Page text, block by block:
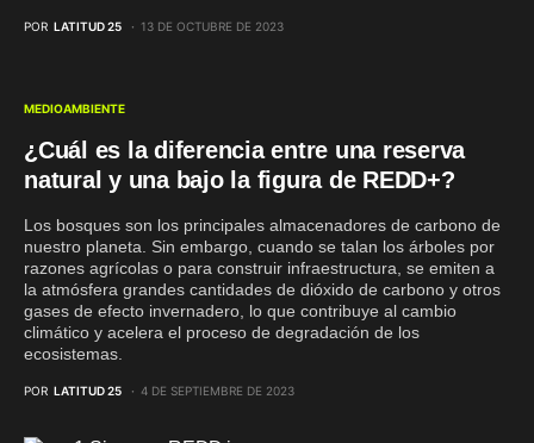
POR LATITUD 25 13 DE OCTUBRE DE 2023
MEDIOAMBIENTE
¿Cuál es la diferencia entre una reserva
natural y una bajo la figura de REDD+?
Los bosques son los principales almacenadores de carbono de
nuestro planeta. Sin embargo, cuando se talan los árboles por
razones agrícolas o para construir infraestructura, se emiten a
la atmósfera grandes cantidades de dióxido de carbono y otros
gases de efecto invernadero, lo que contribuye al cambio
climático y acelera el proceso de degradación de los
ecosistemas.
POR LATITUD 25 4 DE SEPTIEMBRE DE 2023